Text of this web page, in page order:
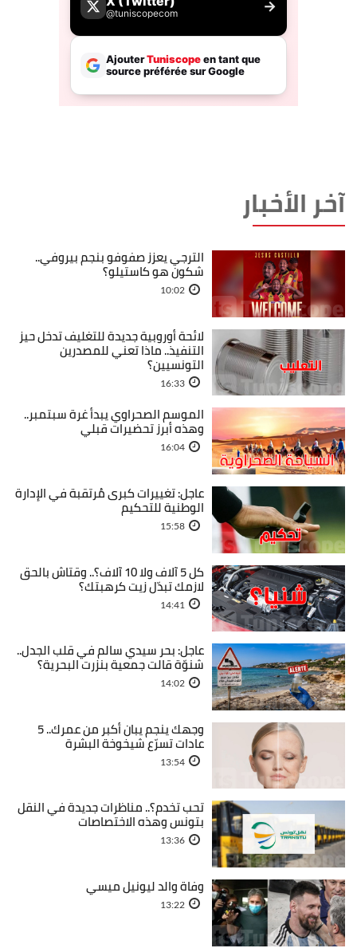
آخر الأخبار
الترجي يعزز صفوفو بنجم بيروفي..
شكون هو كاستيلو؟
10:02
لائحة أوروبية جديدة للتغليف تدخل حيز
التنفيذ.. ماذا تعني للمصدرين
التونسيين؟
16:33
الموسم الصحراوي يبدأ غرة سبتمبر..
وهذه أبرز تحضيرات قبلي
16:04
عاجل: تغييرات كبرى مُرتقبة في الإدارة
الوطنية للتحكيم
15:58
كل 5 آلاف ولا 10 آلاف؟.. وقتاش بالحق
لازمك تبدّل زيت كرهبتك؟
14:41
عاجل: بحر سيدي سالم في قلب الجدل..
شنوّة قالت جمعية بنزرت البحرية؟
14:02
وجهك ينجم يبان أكبر من عمرك.. 5
عادات تسرّع شيخوخة البشرة
13:54
تحب تخدم؟.. مناظرات جديدة في النقل
بتونس وهذه الاختصاصات
13:36
وفاة والد ليونيل ميسي
13:22